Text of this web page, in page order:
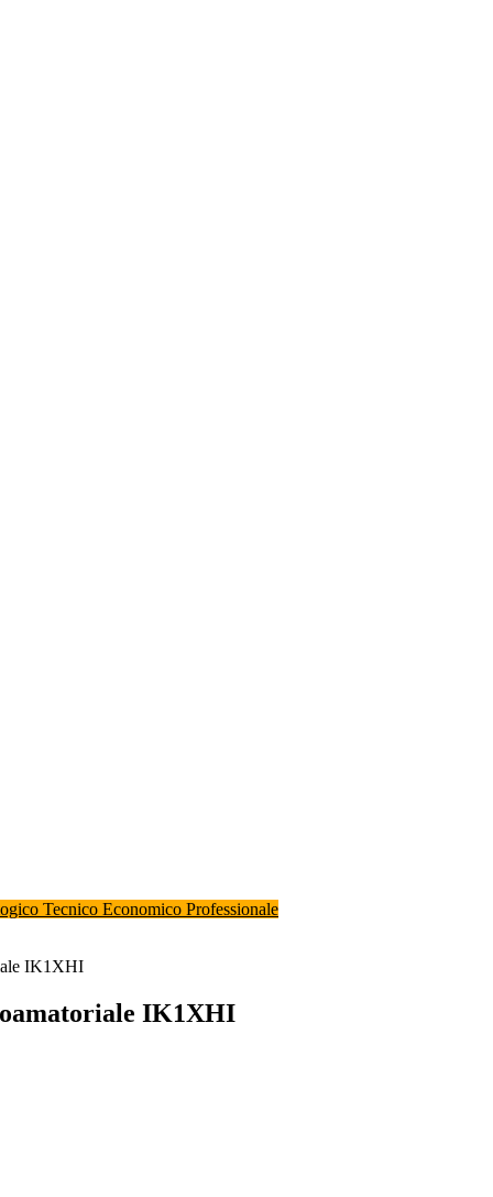
Tecnico Economico Professionale
IK1XHI
IK1XHI